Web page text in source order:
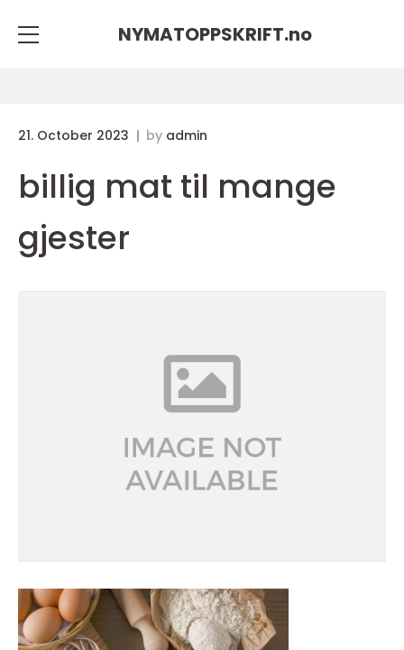
NYMATOPPSKRIFT.no
21. October 2023 by admin
billig mat til mange
gjester